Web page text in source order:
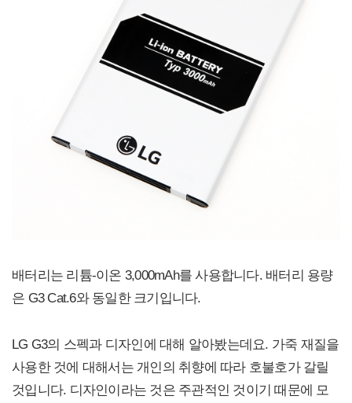
배터리는 리튬-이온 3,000mAh를 사용합니다. 배터리 용량
은 G3 Cat.6와 동일한 크기입니다.
LG G3의 스펙과 디자인에 대해 알아봤는데요. 가죽 재질을
사용한 것에 대해서는 개인의 취향에 따라 호불호가 갈릴
것입니다. 디자인이라는 것은 주관적인 것이기 때문에 모